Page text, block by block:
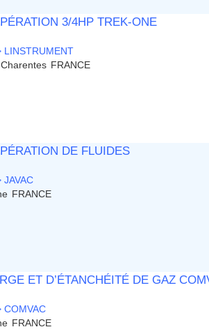
3/4HP TREK-ONE
LINSTRUMENT
FRANCE
DE FLUIDES
JAVAC
FRANCE
ET D’ÉTANCHÉITÉ DE GAZ
COMVAC
FRANCE